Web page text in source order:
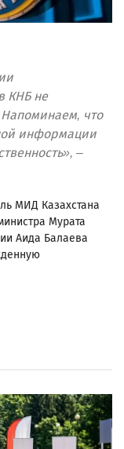
КНБ не
Напоминаем, что
информации
–
МИД Казахстана
Мурата
Аида Балаева